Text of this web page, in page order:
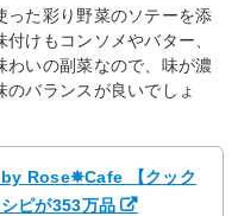
った彩り野菜のソテーを添
けもコンソメやバター、
わいの副菜なので、味が濃
のバランスが良いでしょ
by Rose✵Cafe 【クック
ピが353万品